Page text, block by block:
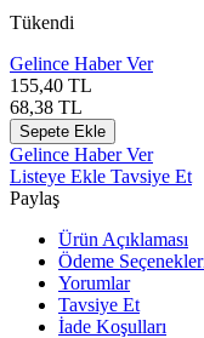
Tükendi
Gelince Haber Ver
155,40 TL
68,38 TL
Sepete Ekle
Gelince Haber Ver
Listeye Ekle Tavsiye Et
Paylaş
Ürün Açıklaması
Ödeme
Yorumlar
Tavsiye Et
İade Koşulları